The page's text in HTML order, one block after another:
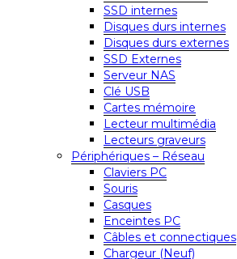
SSD internes
Disques durs internes
Disques durs externes
SSD Externes
Serveur NAS
Clé USB
Cartes mémoire
Lecteur multimédia
Lecteurs graveurs
Périphériques – Réseau
Claviers PC
Souris
Casques
Enceintes PC
Câbles et connectiques
Chargeur (Neuf)